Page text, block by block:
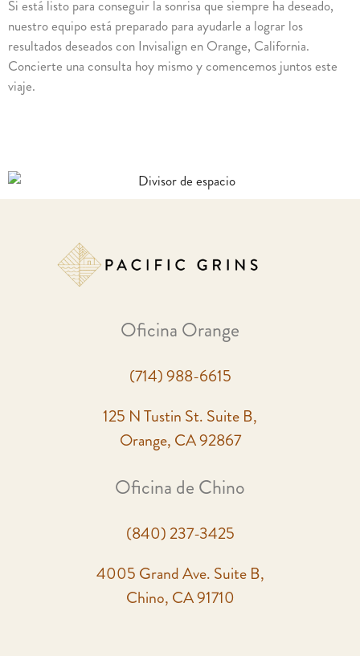
Si está listo para conseguir la sonrisa que siempre ha deseado,
nuestro equipo está preparado para ayudarle a lograr los
resultados deseados con Invisalign en Orange, California.
Concierte una consulta hoy mismo y comencemos juntos este
viaje.
Oficina Orange
(714) 988-6615
125 N Tustin St. Suite B,
Orange, CA 92867
Oficina de Chino
(840) 237-3425
4005 Grand Ave. Suite B,
Chino, CA 91710